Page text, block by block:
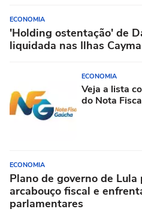
ECONOMIA
'Holding ostentação' de
liquidada nas Ilhas
ECONOMIA
Veja a lista
do Nota
ECONOMIA
Plano de governo de
arcabouço fiscal e
parlamentares